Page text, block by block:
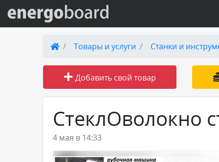
Вход на сайт
Поиск по сайту
Публикации
Справка
Товары и услуги Станки и
Добавить свой товар
СтеклОволокно
4 мая в 14:33